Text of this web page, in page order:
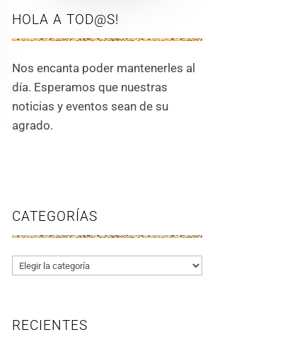
HOLA A TOD@S!
Nos encanta poder mantenerles al
día. Esperamos que nuestras
noticias y eventos sean de su
agrado.
CATEGORÍAS
Categorías
RECIENTES